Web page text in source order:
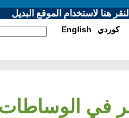
هنا لاستخدام الموقع البديل
English كوردي
في الوساطات